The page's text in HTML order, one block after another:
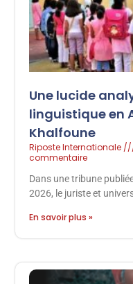
Une lucide
linguistique en
Khalfoune
Riposte Internationale
commentaire
Dans une tribune
2026, le juriste et
En savoir plus »